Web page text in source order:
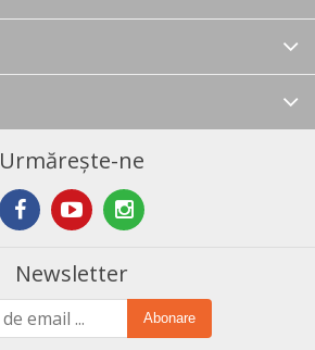
Urmărește-ne
Newsletter
Abonare